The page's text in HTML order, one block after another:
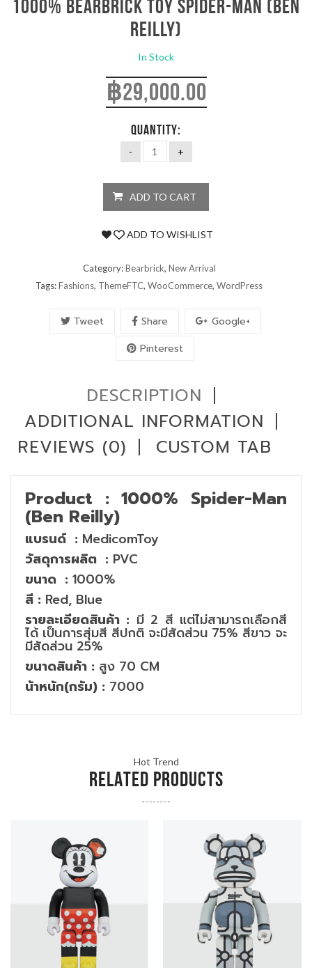
1000% Bearbrick Toy Spider-Man (Ben
Reilly)
In Stock
฿29,000.00
QUANTITY:
ADD TO CART
ADD TO WISHLIST
Category:Bearbrick, New Arrival
Tags:Fashions, ThemeFTC, WooCommerce, WordPress
Tweet Share
Google+
Pinterest
DESCRIPTION
ADDITIONAL INFORMATION
REVIEWS (0)
CUSTOM TAB
Product : 1000% Spider-Man
(Ben Reilly)
แบรนด์ : MedicomToy
วัสดุการผลิต : PVC
ขนาด : 1000%
สี : Red, Blue
รายละเอียดสินค้า : มี 2 สี แต่ไม่สามารถเลือกสี
ได้ เป็นการสุ่มสี สีปกติ จะมีสัดส่วน 75% สีขาว จะ
มีสัดส่วน 25%
ขนาดสินค้า : สูง 70 CM
น้าหนัก(กรัม) : 7000
Hot Trend
RELATED PRODUCTS